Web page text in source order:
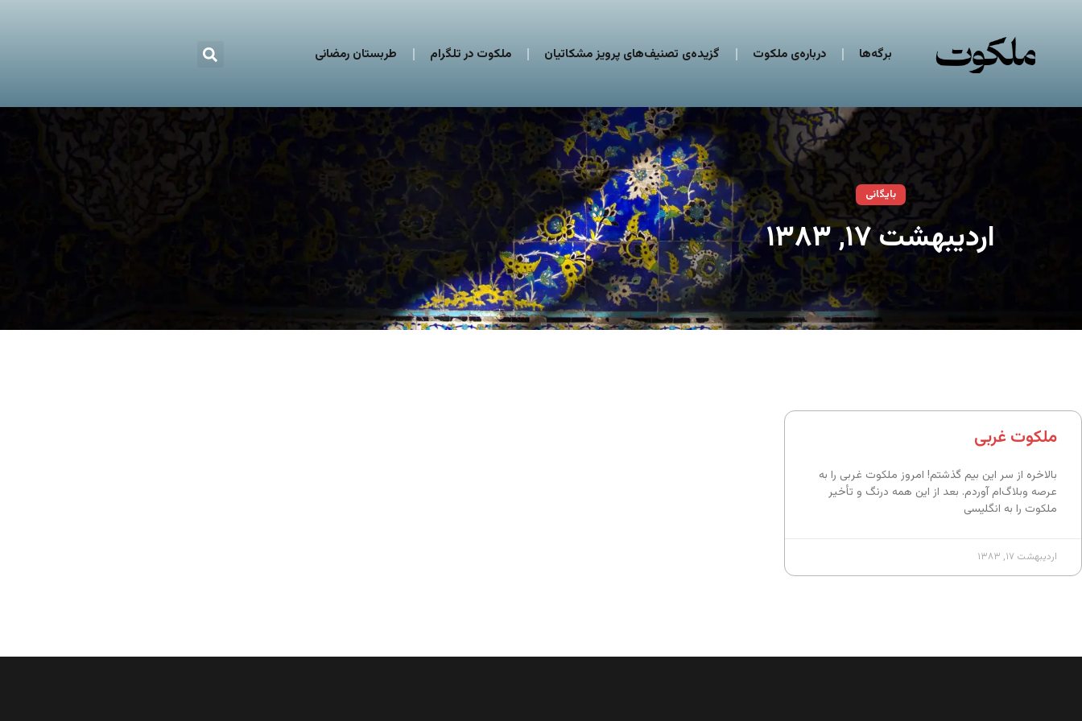
برگه‌ها درباره‌ی ملکوت گزیده‌ی تصنیف‌های پرویز مشکاتیان ملکوت در تلگرام طربستان رمضانی
بایگانی
اردیبهشت ۱۷, ۱۳۸۳
ملکوت غربی
بالاخره از سر این بیم گذشتم! امروز ملکوت غربی را به
عرصه وبلاگ‌‌ام آوردم. بعد از این همه درنگ و تأخیر
ملکوت را به انگلیسی
اردیبهشت ۱۷, ۱۳۸۳